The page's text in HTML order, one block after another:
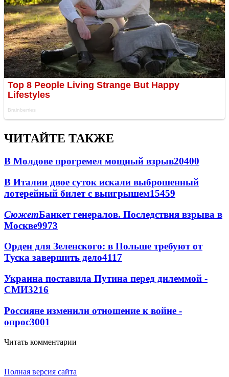
ЧИТАЙТЕ ТАКЖЕ
В Молдове прогремел мощный взрыв20400
В Италии двое суток искали выброшенный
лотерейный билет с выигрышем15459
СюжетБанкет генералов. Последствия взрыва в
Москве9973
Орден для Зеленского: в Польше требуют от
Туска завершить дело4117
Украина поставила Путина перед дилеммой -
СМИ3216
Россияне изменили отношение к войне -
опрос3001
Читать комментарии
Полная версия сайта